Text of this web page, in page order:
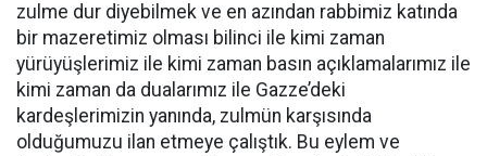
zulme dur diyebilmek ve en azından rabbimiz katında
bir mazeretimiz olması bilinci ile kimi zaman
yürüyüşlerimiz ile kimi zaman basın açıklamalarımız ile
kimi zaman da dualarımız ile Gazze’deki
kardeşlerimizin yanında, zulmün karşısında
olduğumuzu ilan etmeye çalıştık. Bu eylem ve